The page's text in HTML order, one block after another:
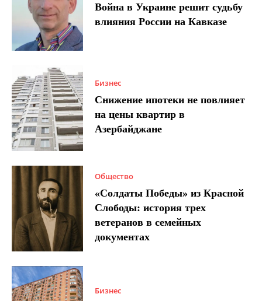
Война в Украине решит судьбу
влияния России на Кавказе
Бизнес
Снижение ипотеки не повлияет
на цены квартир в
Азербайджане
Общество
«Солдаты Победы» из Красной
Слободы: история трех
ветеранов в семейных
документах
Бизнес